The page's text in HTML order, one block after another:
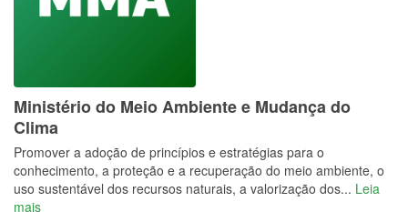
Ministério do Meio Ambiente e Mudança do
Clima
Promover a adoção de princípios e estratégias para o
conhecimento, a proteção e a recuperação do meio ambiente, o
uso sustentável dos recursos naturais, a valorização dos... Leia
mais